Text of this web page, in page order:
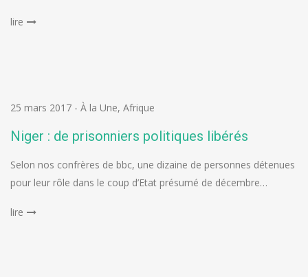
lire
25 mars 2017 - À la Une, Afrique
Niger : de prisonniers politiques libérés
Selon nos confrères de bbc, une dizaine de personnes détenues
pour leur rôle dans le coup d’Etat présumé de décembre…
lire